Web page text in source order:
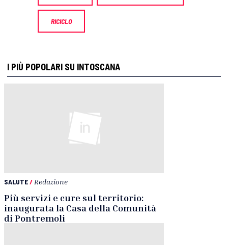
RICICLO
I PIÙ POPOLARI SU INTOSCANA
SALUTE/ Redazione
Più servizi e cure sul territorio:
inaugurata la Casa della Comunità
di Pontremoli